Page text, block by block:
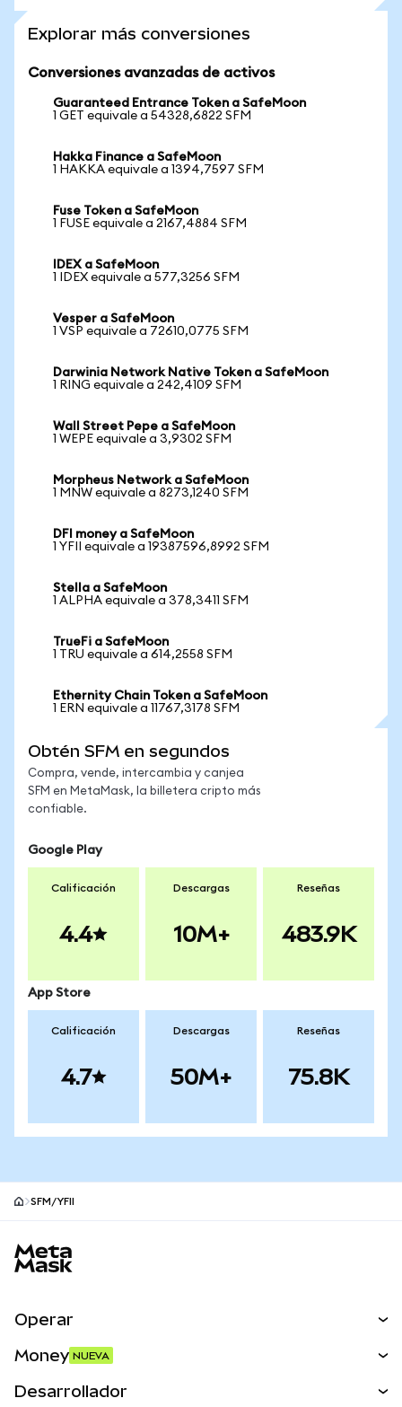
Explorar más conversiones
Conversiones avanzadas de activos
Guaranteed Entrance Token a SafeMoon
1 GET equivale a 54328,6822 SFM
Hakka Finance a SafeMoon
1 HAKKA equivale a 1394,7597 SFM
Fuse Token a SafeMoon
1 FUSE equivale a 2167,4884 SFM
IDEX a SafeMoon
1 IDEX equivale a 577,3256 SFM
Vesper a SafeMoon
1 VSP equivale a 72610,0775 SFM
Darwinia Network Native Token a SafeMoon
1 RING equivale a 242,4109 SFM
Wall Street Pepe a SafeMoon
1 WEPE equivale a 3,9302 SFM
Morpheus Network a SafeMoon
1 MNW equivale a 8273,1240 SFM
DFI money a SafeMoon
1 YFII equivale a 19387596,8992 SFM
Stella a SafeMoon
1 ALPHA equivale a 378,3411 SFM
TrueFi a SafeMoon
1 TRU equivale a 614,2558 SFM
Ethernity Chain Token a SafeMoon
1 ERN equivale a 11767,3178 SFM
Obtén SFM en segundos
Compra, vende, intercambia y canjea
SFM en MetaMask, la billetera cripto más
confiable.
Google Play
Calificación
4.4
Descargas
10M+
Reseñas
483.9K
App Store
Calificación
4.7
Descargas
50M+
Reseñas
75.8K
SFM/YFII
Operar
Money NUEVA
Desarrollador